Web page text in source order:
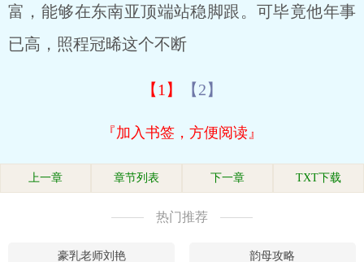
富，能够在东南亚顶端站稳脚跟。可毕竟他年事
已高，照程冠晞这个不断
【1】 【2】
『加入书签，方便阅读』
上一章 章节列表 下一章 TXT下载
热门推荐
豪乳老师刘艳 韵母攻略